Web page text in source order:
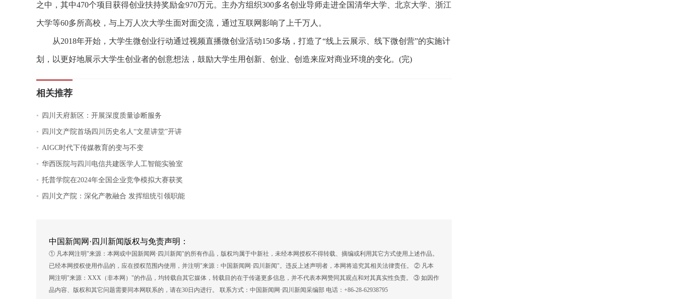
之中，其中470个项目获得创业扶持奖励金970万元。主办方组织300多名创业导师走进全国清华大学、北京大学、浙江
大学等60多所高校，与上万人次大学生面对面交流，通过互联网影响了上千万人。
从2018年开始，大学生微创业行动通过视频直播微创业活动150多场，打造了“线上云展示、线下微创营”的实施计
划，以更好地展示大学生创业者的创意想法，鼓励大学生用创新、创业、创造来应对商业环境的变化。(完)
相关推荐
. 四川天府新区：开展深度质量诊断服务
. 四川文产院首场四川历史名人“文星讲堂”开讲
. AIGC时代下传媒教育的变与不变
. 华西医院与四川电信共建医学人工智能实验室
. 托普学院在2024年全国企业竞争模拟大赛获奖
. 四川文产院：深化产教融合 发挥组统引领职能
中国新闻网·四川新闻版权与免责声明：
① 凡本网注明"来源：本网或中国新闻网·四川新闻"的所有作品，版权均属于中新社，未经本网授权不得转载、摘编或利用其它方式使用上述作品。
已经本网授权使用作品的，应在授权范围内使用，并注明"来源：中国新闻网·四川新闻"。违反上述声明者，本网将追究其相关法律责任。 ② 凡本
网注明"来源：XXX（非本网）"的作品，均转载自其它媒体，转载目的在于传递更多信息，并不代表本网赞同其观点和对其真实性负责。 ③ 如因作
品内容、版权和其它问题需要同本网联系的，请在30日内进行。 联系方式：中国新闻网·四川新闻采编部 电话：+86-28-62938795